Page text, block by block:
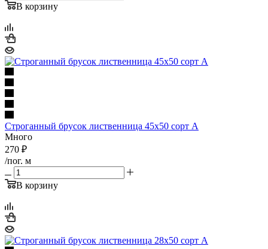
В корзину
Строганный брусок лиственница 45х50 сорт А
Много
270 ₽
/пог. м
В корзину